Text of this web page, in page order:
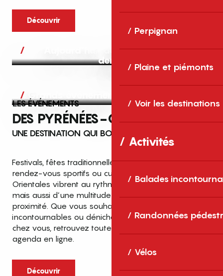
Perpignan
Plaine et piémonts
Voir les destinations
Activités
Balades
Randonnées
Vélos
Découvrir
Aujourd’hui, demain et après-
demain
Grands événements
LES ÉVÉNEMENTS
DES PYRÉNÉES-ORIENTALES
UNE DESTINATION QUI BOUGE TOUTE L’ANNÉE
Festivals, fêtes traditionnelles, concerts, expositions,
rendez-vous sportifs ou culturels… les Pyrénées-
Orientales vibrent au rythme de grands temps forts
mais aussi d’une multitude d’événements de
proximité. Que vous souhaitiez vivre les
incontournables ou dénicher des sorties près de
chez vous, retrouvez toutes les infos dans notre
agenda en ligne.
Découvrir
Top des événements et sorties
en famille
cet été dans les Pyrénées-Orientales
Entre mer Méditerranée, villages de
caractère et grands espaces naturels, les